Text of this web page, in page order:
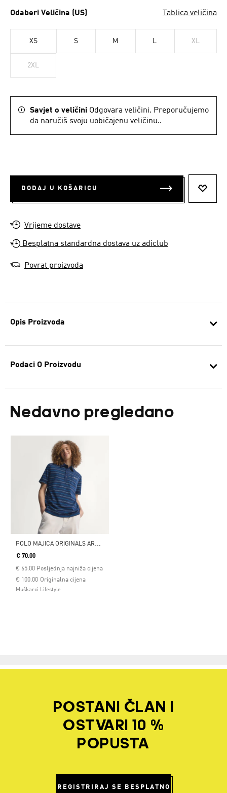
Opis Proizvoda
Podaci O Proizvodu
Nedavno pregledano
P
OLO MAJICA ORIGINALS ARCHIVE STRIPE
€ 70.00
€ 65.00 Posljednja najniža cijena
Originalna cijena
Cijena umanjena od
€ 100.00za
Muškarci Lifestyle
Odaberi Veličina (US) Tablica veličina
XS S M L XL
2XL
Savjet o veličini Odgovara veličini. Preporučujemo
da naručiš svoju uobičajenu veličinu..
DODAJ U KOŠARICU
Vrijeme dostave
Besplatna standardna dostava uz adiclub
Povrat proizvoda
POSTANI ČLAN I
OSTVARI 10 %
POPUSTA
REGISTRIRAJ SE BESPLATNO